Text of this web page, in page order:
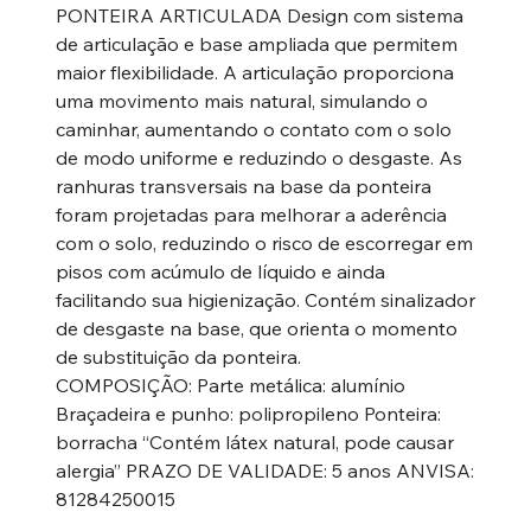
PONTEIRA ARTICULADA Design com sistema
de articulação e base ampliada que permitem
maior flexibilidade. A articulação proporciona
uma movimento mais natural, simulando o
caminhar, aumentando o contato com o solo
de modo uniforme e reduzindo o desgaste. As
ranhuras transversais na base da ponteira
foram projetadas para melhorar a aderência
com o solo, reduzindo o risco de escorregar em
pisos com acúmulo de líquido e ainda
facilitando sua higienização. Contém sinalizador
de desgaste na base, que orienta o momento
de substituição da ponteira.
COMPOSIÇÃO: Parte metálica: alumínio
Braçadeira e punho: polipropileno Ponteira:
borracha “Contém látex natural, pode causar
alergia” PRAZO DE VALIDADE: 5 anos ANVISA:
81284250015